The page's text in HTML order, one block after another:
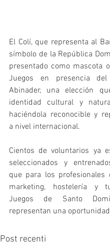
El Colí, que representa al
símbolo de la República
presentado como mascota
Juegos en presencia del
Abinader, una elección
identidad cultural y
haciéndola reconocible y
a nivel internacional.
Cientos de voluntarios ya
seleccionados y
que para los profesionales
marketing, hostelería y
Juegos de Santo
representan una
Post recenti